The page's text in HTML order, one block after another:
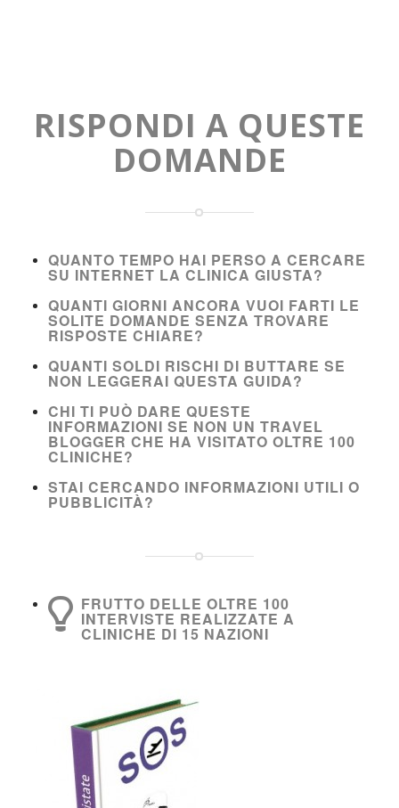
RISPONDI A QUESTE
DOMANDE
QUANTO TEMPO HAI PERSO A CERCARE
SU INTERNET LA CLINICA GIUSTA?
QUANTI GIORNI ANCORA VUOI FARTI LE
SOLITE DOMANDE SENZA TROVARE
RISPOSTE CHIARE?
QUANTI SOLDI RISCHI DI BUTTARE SE
NON LEGGERAI QUESTA GUIDA?
CHI TI PUÒ DARE QUESTE
INFORMAZIONI SE NON UN TRAVEL
BLOGGER CHE HA VISITATO OLTRE 100
CLINICHE?
STAI CERCANDO INFORMAZIONI UTILI O
PUBBLICITÀ?
FRUTTO DELLE OLTRE 100
INTERVISTE REALIZZATE A
CLINICHE DI 15 NAZIONI